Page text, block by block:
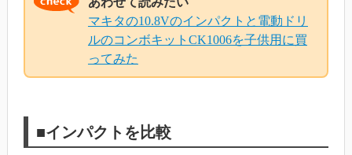
マキタの10.8Vのインパクトと電動ドリ
ルのコンボキットCK1006を子供用に買
ってみた
■インパクトを比較